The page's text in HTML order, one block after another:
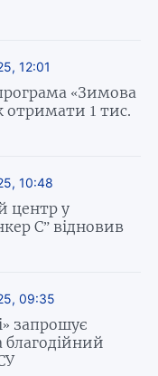
12:01
«Зимова
отримати 1 тис.
10:48
центр у
С” відновив
09:35
запрошує